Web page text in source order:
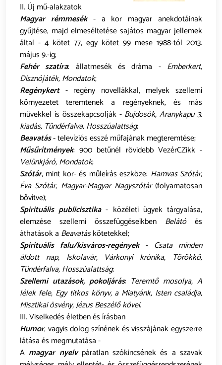
II. Új mű-alakzatok
Magyar rémmesék- a kor magyar anekdotáinak
gyűjtése, majd elmeséltetése sajátos magyar jellemek
által - 4 kötet 77, egy kötet 99 mese 1988-tól 2013.
május 9.-ig;
Fehér szatíra: állatmesék és dráma - Emberkert,
Disznójáték, Mondatok;
Regénykert- regény novellákkal, melyek szellemi
környezetet teremtenek a regényeknek, és más
művekkel is összekapcsolják - Bujdosók, Aranykapu 3.
kiadás, Tündérfalva, Hosszúalattság;
Beavatás- televíziós esszé műfajának megteremtése;
Műsűrítmények: 900 betűnél rövidebb VezérCZikk -
Velünkjáró, Mondatok;
Szótár, mint kor- és műleírás eszköze: Hamvas Szótár,
Éva Szótár, Magyar-Magyar Nagyszótár(folyamatosan
bővítve);
Spirituális publicisztika- közéleti ügyek tárgyalása,
elemzése szellemi összefüggéseikben Belátóés
áthatások a Beavatáskötetekkel;
Spirituális falu/kisváros-regények- Csata minden
áldott nap, Iskolavár, Várkonyi krónika, Törökkő,
Tündérfalva, Hosszúalattság;
Szellemi utazások, pokoljárás: Teremtő mosolya, A
lélek fele, Egy titkos könyv, a Miatyánk, Isten családja,
Misztikai ösvény, Jézus Beszélő kövei.
III. Viselkedés életben és írásban
Humor, vagyis dolog színének és visszájának egyszerre
látása és megmutatása -
A magyar nyelvpáratlan szókincsének és a szavak